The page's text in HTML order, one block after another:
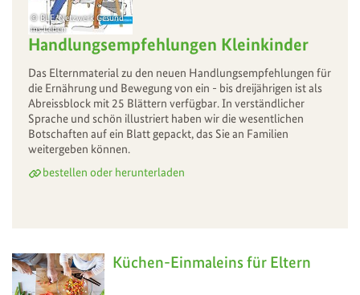
BLE/Netzwerk Gesund
ins Leben
Handlungsempfehlungen Kleinkinder
Das Elternmaterial zu den neuen Handlungsempfehlungen für
die Ernährung und Bewegung von ein - bis dreijährigen ist als
Abreissblock mit 25 Blättern verfügbar. In verständlicher
Sprache und schön illustriert haben wir die wesentlichen
Botschaften auf ein Blatt gepackt, das Sie an Familien
weitergeben können.
bestellen oder herunterladen
Küchen-Einmaleins für Eltern